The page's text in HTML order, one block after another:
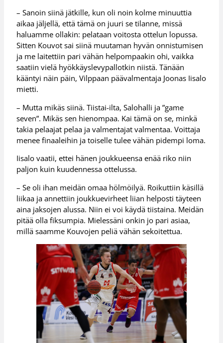
– Sanoin siinä jätkille, kun oli noin kolme minuuttia
aikaa jäljellä, että tämä on juuri se tilanne, missä
haluamme ollakin: pelataan voitosta ottelun lopussa.
Sitten Kouvot sai siinä muutaman hyvän onnistumisen
ja me laitettiin pari vähän helpompaakin ohi, vaikka
saatiin vielä hyökkäyslevypallotkin niistä. Tänään
kääntyi näin päin, Vilppaan päävalmentaja Joonas Iisalo
mietti.
– Mutta mikäs siinä. Tiistai-ilta, Salohalli ja ”game
seven”. Mikäs sen hienompaa. Kai tämä on se, minkä
takia pelaajat pelaa ja valmentajat valmentaa. Voittaja
menee finaaleihin ja toiselle tulee vähän pidempi loma.
Iisalo vaatii, ettei hänen joukkueensa enää riko niin
paljon kuin kuudennessa ottelussa.
– Se oli ihan meidän omaa hölmöilyä. Roikuttiin käsillä
liikaa ja annettiin joukkuevirheet liian helposti täyteen
aina jaksojen alussa. Niin ei voi käydä tiistaina. Meidän
pitää olla fiksumpia. Mielessäni onkin jo pari asiaa,
millä saamme Kouvojen peliä vähän sekoitettua.